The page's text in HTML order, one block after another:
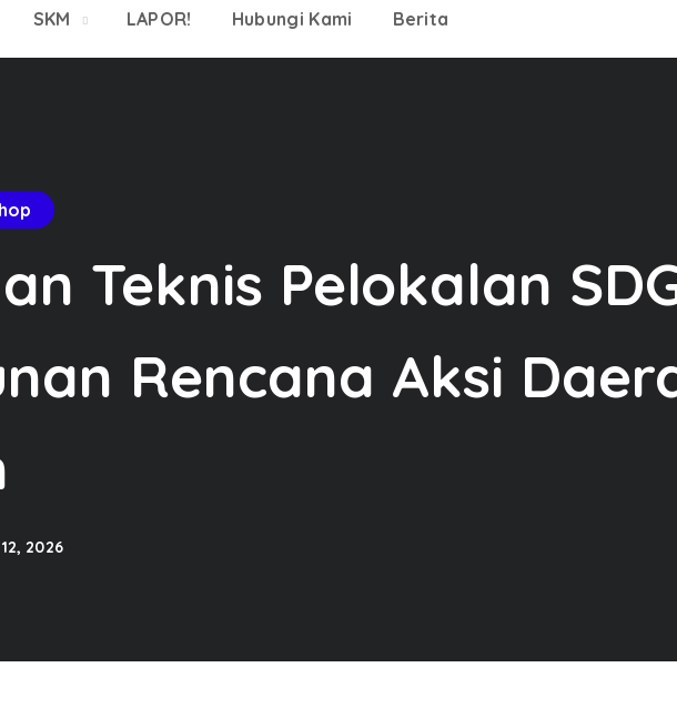
SKM LAPOR! Hubungi Kami Berita
Teknis Pelokalan
Rencana Aksi
2026